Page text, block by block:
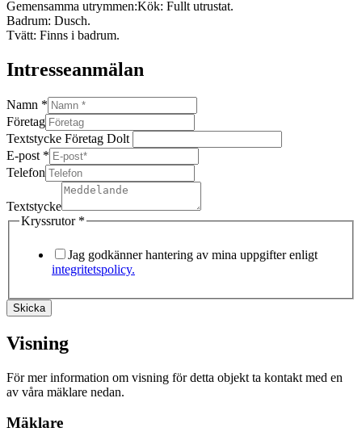
Gemensamma utrymmen:Kök: Fullt utrustat.
Badrum: Dusch.
Tvätt: Finns i badrum.
Intresseanmälan
Namn *
Företag
Textstycke Företag Dolt
E-post *
Telefon
Textstycke
Kryssrutor *
Jag godkänner hantering av mina uppgifter enligt
integritetspolicy.
Skicka
Visning
För mer information om visning för detta objekt ta kontakt med en
av våra mäklare nedan.
Mäklare